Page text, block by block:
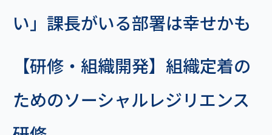
い」課長がいる部署は幸せかも
【研修・組織開発】組織定着の
ためのソーシャルレジリエンス